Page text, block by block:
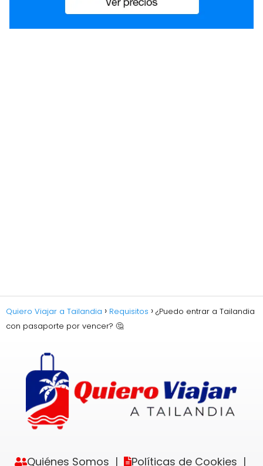
Quiero Viajar a Tailandia Requisitos
¿Puedo entrar a Tailandia
con pasaporte por vencer? 🤔
Quiénes Somos | Políticas de Cookies |